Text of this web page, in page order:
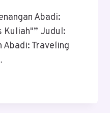
Abadi:
Kuliah"” Judul:
Abadi: Traveling